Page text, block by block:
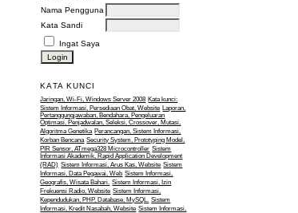
Nama Pengguna
Kata Sandi
Ingat Saya
KATA KUNCI
Jaringan, Wi-Fi, Windows Server 2008 Kata kunci:
Sistem Informasi, Persediaan Obat, Website Laporan,
Pertanggungjawaban, Bendahara, Pengeluaran
Optimasi, Penjadwalan, Seleksi, Crossover, Mutasi,
Algoritma Genetika Perancangan, Sistem Informasi,
Korban Bencana Security System, Prototyping Model,
PIR Sensor, ATmega328 Microcontroller Sistem
Informasi Akademik, Rapid Application Development
(RAD) Sistem Informasi, Arus Kas, Website Sistem
Informasi, Data Pegawai, Web Sistem Informasi,
Geografis, Wisata Bahari. Sistem Informasi, Izin
Frekuensi Radio, Website Sistem Informasi,
Kependudukan, PHP, Database, MySQL. Sistem
Informasi, Kredit Nasabah, Website Sistem Informasi,